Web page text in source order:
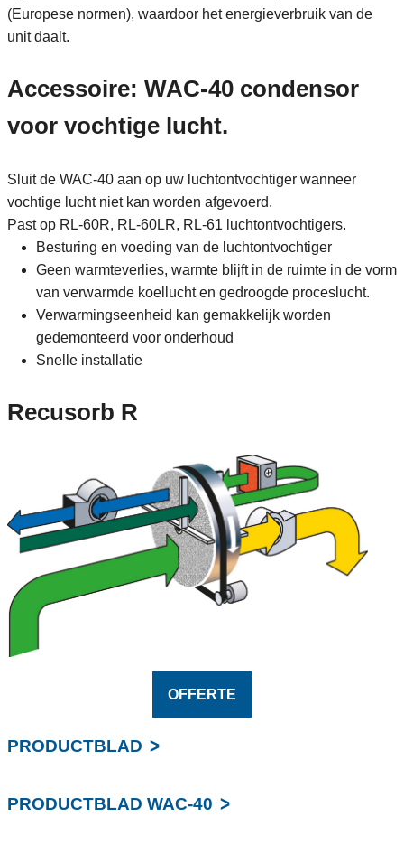
(Europese normen), waardoor het energieverbruik van de
unit daalt.
Accessoire: WAC-40 condensor
voor vochtige lucht.
Sluit de WAC-40 aan op uw luchtontvochtiger wanneer
vochtige lucht niet kan worden afgevoerd.
Past op RL-60R, RL-60LR, RL-61 luchtontvochtigers.
Besturing en voeding van de luchtontvochtiger
Geen warmteverlies, warmte blijft in de ruimte in de vorm
van verwarmde koellucht en gedroogde proceslucht.
Verwarmingseenheid kan gemakkelijk worden
gedemonteerd voor onderhoud
Snelle installatie
Recusorb R
OFFERTE
PRODUCTBLAD
PRODUCTBLAD WAC-40